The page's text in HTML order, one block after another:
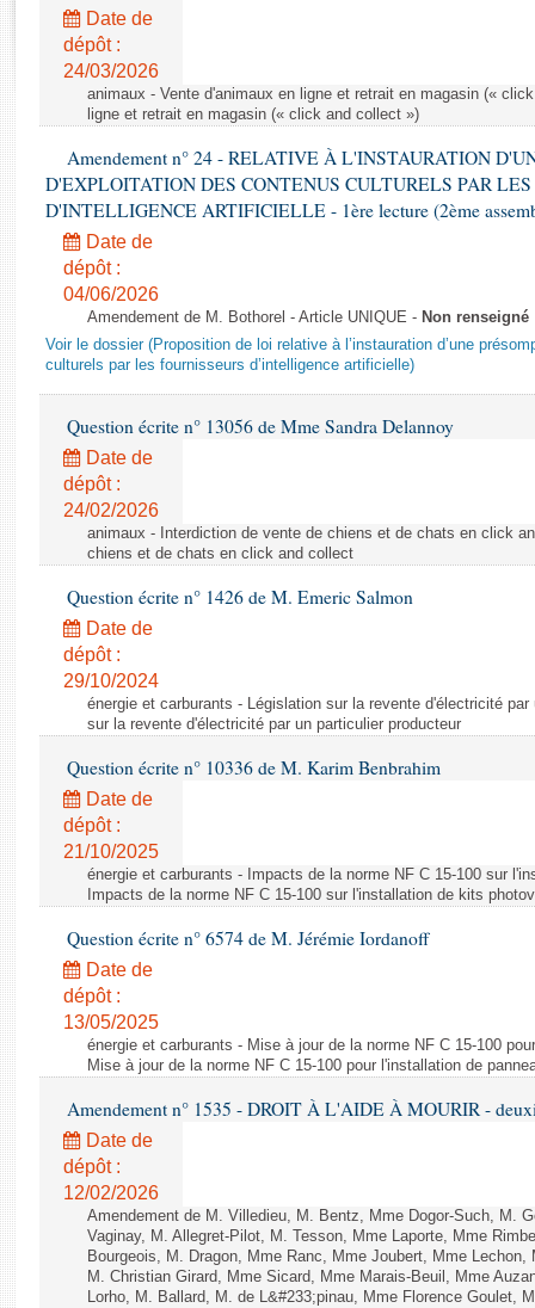
Rapports législatifs
Rapports sur l'application des lois
Baromètre de l’application des lois
Dossiers législatifs
Budget et sécurité sociale
Questions écrites et orales
Comptes rendus des débats
Date de
dépôt :
24/03/2026
animaux - Vente d'animaux en ligne et retrait en magasin («
ligne et retrait en magasin (« click and collect »)
Amendement n° 24 - RELATIVE À L'INSTAURATION
D'EXPLOITATION DES CONTENUS CULTURELS PAR LES
D'INTELLIGENCE ARTIFICIELLE - 1ère lecture (2ème
Date de
dépôt :
04/06/2026
Amendement de M. Bothorel - Article UNIQUE - Non renseigné
Voir le dossier (Proposition de loi relative à l’instauration d’une
culturels par les fournisseurs d’intelligence artificielle)
Question écrite n° 13056 de Mme Sandra Delannoy
Date de
dépôt :
24/02/2026
animaux - Interdiction de vente de chiens et de chats en click
chiens et de chats en click and collect
Question écrite n° 1426 de M. Emeric Salmon
Date de
dépôt :
29/10/2024
énergie et carburants - Législation sur la revente d'électricité
sur la revente d'électricité par un particulier producteur
Question écrite n° 10336 de M. Karim Benbrahim
Date de
dépôt :
21/10/2025
énergie et carburants - Impacts de la norme NF C 15-100 sur
Impacts de la norme NF C 15-100 sur l'installation de kits
Question écrite n° 6574 de M. Jérémie Iordanoff
Date de
dépôt :
13/05/2025
énergie et carburants - Mise à jour de la norme NF C 15-100
Mise à jour de la norme NF C 15-100 pour l'installation de
Amendement n° 1535 - DROIT À L'AIDE À MOURIR -
Date de
dépôt :
12/02/2026
Amendement de M. Villedieu, M. Bentz, Mme Dogor-Such, M.
Vaginay, M. Allegret-Pilot, M. Tesson, Mme Laporte, Mme
Bourgeois, M. Dragon, Mme Ranc, Mme Joubert, Mme
M. Christian Girard, Mme Sicard, Mme Marais-Beuil, Mme
Lorho, M. Ballard, M. de L&#233;pinau, Mme Florence Goulet,